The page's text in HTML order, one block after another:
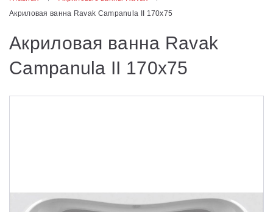
Акриловая ванна Ravak Campanula II 170x75
Акриловая ванна Ravak
Campanula II 170x75